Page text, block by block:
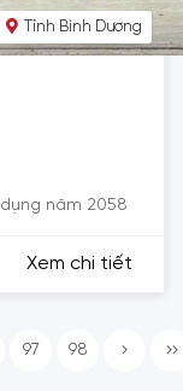
Tỉnh Bình Dương
năm 2058
Xem chi tiết
97 98